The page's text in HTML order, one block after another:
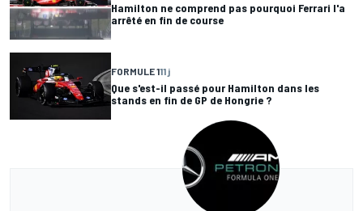
Hamilton ne comprend pas pourquoi Ferrari l'a
arrêté en fin de course
FORMULE 111 j
Que s'est-il passé pour Hamilton dans les
stands en fin de GP de Hongrie ?